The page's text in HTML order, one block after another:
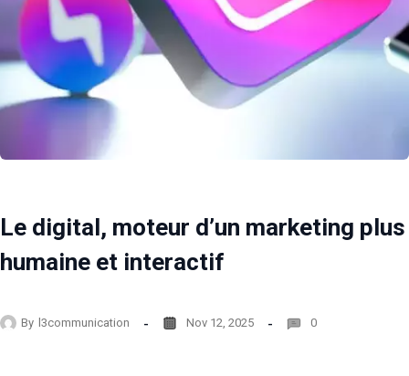
Le digital, moteur d’un marketing plus
humaine et interactif
By l3communication Nov 12, 2025 0